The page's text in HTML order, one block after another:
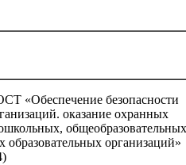
«Обеспечение безопасности
оказание охранных
общеобразовательных
образовательных организаций»